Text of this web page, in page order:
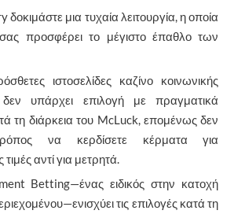
μια τυχαία λειτουργία, η οποία
προσφέρει το μέγιστο έπαθλο των
ιστοσελίδες καζίνο κοινωνικής
δεν υπάρχει επιλογή με πραγματικά
τη διάρκεια του McLuck, επομένως δεν
να κερδίσετε κέρματα για
αντί για μετρητά.
Betting—ένας ειδικός στην κατοχή
τις επιλογές κατά τη